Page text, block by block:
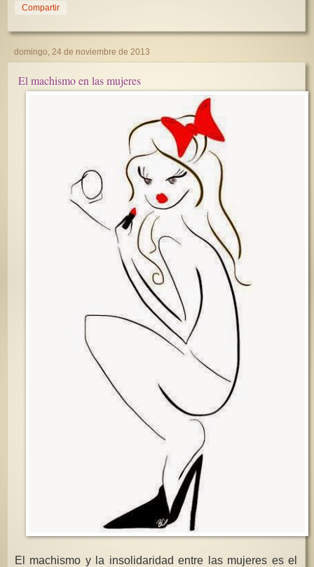
Compartir
domingo, 24 de noviembre de 2013
El machismo en las mujeres
El machismo y la insolidaridad entre las mujeres es el